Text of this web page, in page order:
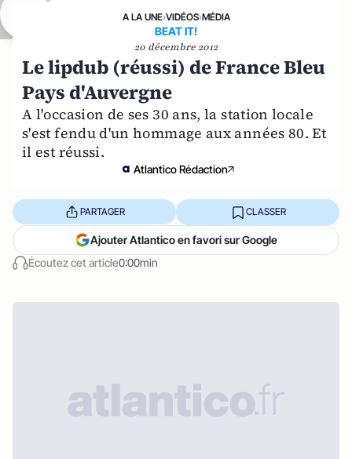
A LA UNE›VIDÉOS›MÉDIA
BEAT IT!
20 décembre 2012
Le lipdub (réussi) de France Bleu
Pays d'Auvergne
A l'occasion de ses 30 ans, la station locale
s'est fendu d'un hommage aux années 80. Et
il est réussi.
Atlantico Rédaction
Écoutez cet article0:00min
PARTAGER CLASSER
Ajouter Atlantico en favori sur Google